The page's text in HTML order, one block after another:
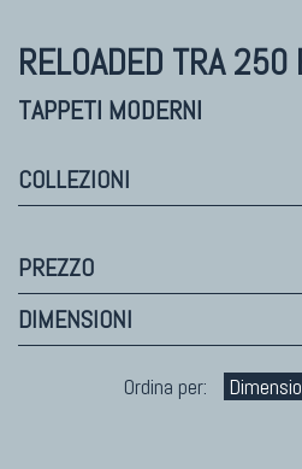
Himalayan
Bhadohi Moderni
Kala Laie
Tappeti Moderni Collezione
TAPPETI DI DESIGN D'ARTE
Marco Nereo Rotelli
Daniela Marchetti
RELOADED TRA 250
TAPPETI MODERNI
COLLEZIONI
PREZZO
DIMENSIONI
Ordina per: